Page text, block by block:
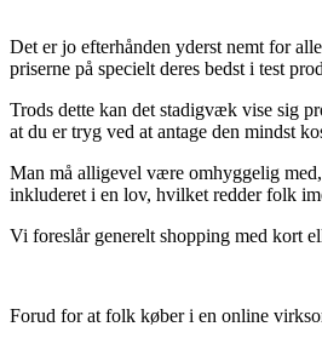
Det er jo efterhånden yderst nemt for
priserne på specielt deres bedst i test
Trods dette kan det stadigvæk vise sig
at du er tryg ved at antage den mindst
Man må alligevel være omhyggelig
inkluderet i en lov, hvilket redder folk
Vi foreslår generelt shopping med kort
Forud for at folk køber i en online